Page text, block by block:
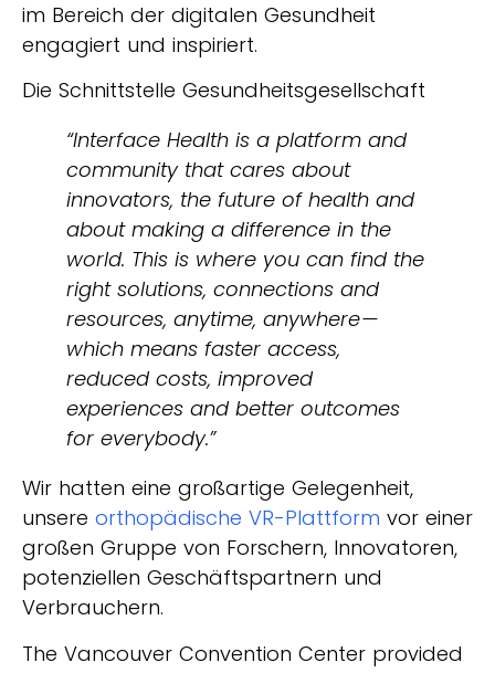
im Bereich der digitalen Gesundheit
engagiert und inspiriert.
Die Schnittstelle Gesundheitsgesellschaft
“Interface Health is a platform and
community that cares about
innovators, the future of health and
about making a difference in the
world. This is where you can find the
right solutions, connections and
resources, anytime, anywhere —
which means faster access,
reduced costs, improved
experiences and better outcomes
for everybody.”
Wir hatten eine großartige Gelegenheit,
unsere orthopädische VR-Plattform vor einer
großen Gruppe von Forschern, Innovatoren,
potenziellen Geschäftspartnern und
Verbrauchern.
The Vancouver Convention Center provided